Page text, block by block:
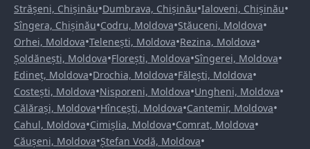
Strășeni, Chișinău•Dumbrava, Chișinău•Ialoveni, Chișinău•
Sîngera, Chișinău•Codru, Moldova•Stăuceni, Moldova•
Orhei, Moldova•Telenești, Moldova•Rezina, Moldova•
Șoldănești, Moldova•Florești, Moldova•Sîngerei, Moldova•
Edineț, Moldova•Drochia, Moldova•Fălești, Moldova•
Costești, Moldova•Nisporeni, Moldova•Ungheni, Moldova•
Călărași, Moldova•Hîncești, Moldova•Cantemir, Moldova•
Cahul, Moldova•Cimișlia, Moldova•Comrat, Moldova•
Căușeni, Moldova•Ștefan Vodă, Moldova•